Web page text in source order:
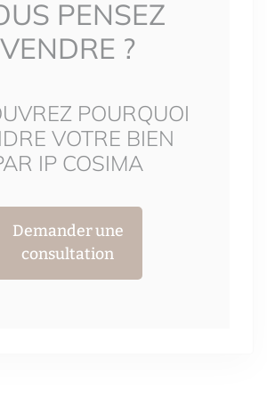
PENSEZ
VENDRE ?
POURQUOI
VOTRE BIEN
IP COSIMA
Demander une
consultation